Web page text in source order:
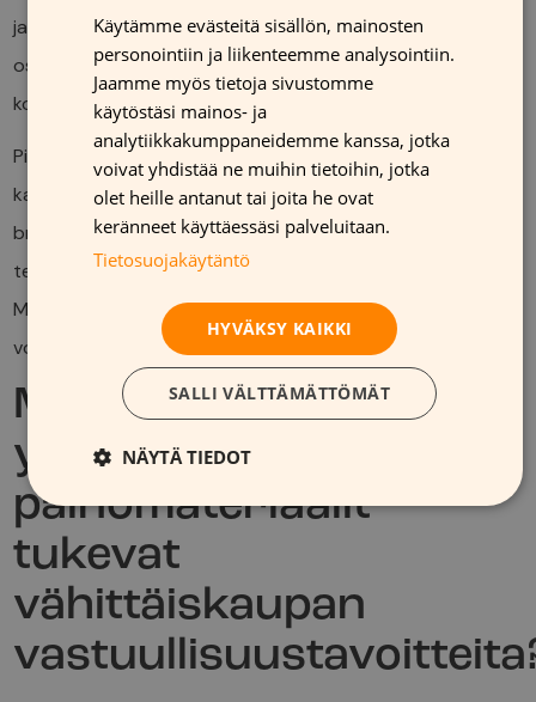
ja saavat selkeää tietoa tarjouksista, se johtaa suurempiin
ostoksiin ja parempaan myynnin kiertonopeuteen. Tämä
kompensoi materiaalikustannukset nopeasti.
Pitkäaikaiset kumppanuudet painomateriaalitoimittajien
kanssa tuovat lisäsäästöjä. Kun materiaalispesifikaatiot ja
brändivaatimukset ovat vakiintuneet, tilaukset sujuvat
tehokkaammin ja hinnoittelu paranee volyymin myötä.
Myös varastointikustannukset pienenevät, kun materiaalit
voidaan toimittaa tarpeen mukaan.
Miten
ympäristöystävälliset
painomateriaalit
tukevat
vähittäiskaupan
GERMAN
Käytämme evästeitä sisällön, mainosten
personointiin ja liikenteemme analysointiin.
Jaamme myös tietoja sivustomme
käytöstäsi mainos- ja
analytiikkakumppaneidemme kanssa, jotka
voivat yhdistää ne muihin tietoihin, jotka
olet heille antanut tai joita he ovat
keränneet käyttäessäsi palveluitaan.
Tietosuojakäytäntö
HYVÄKSY KAIKKI
SALLI VÄLTTÄMÄTTÖMÄT
NÄYTÄ TIEDOT